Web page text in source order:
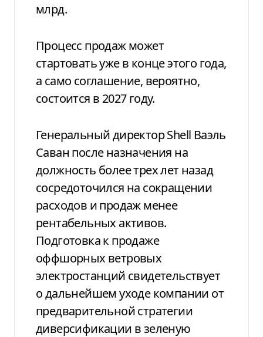
млрд.
Процесс продаж может
стартовать уже в конце этого года,
а само соглашение, вероятно,
состоится в 2027 году.
Генеральный директор Shell Ваэль
Саван после назначения на
должность более трех лет назад
сосредоточился на сокращении
расходов и продаж менее
рентабельных активов.
Подготовка к продаже
оффшорных ветровых
электростанций свидетельствует
о дальнейшем уходе компании от
предварительной стратегии
диверсификации в зеленую